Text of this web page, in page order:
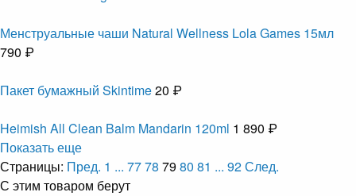
Менструальные чаши Natural Wellness Lola Games 15мл
790 ₽
Пакет бумажный Skintime20 ₽
Heimish All Clean Balm Mandarin 120ml 1 890 ₽
Показать еще
Страницы: Пред. 1 ... 7778 7980 81 ... 92След.
С этим товаром берут